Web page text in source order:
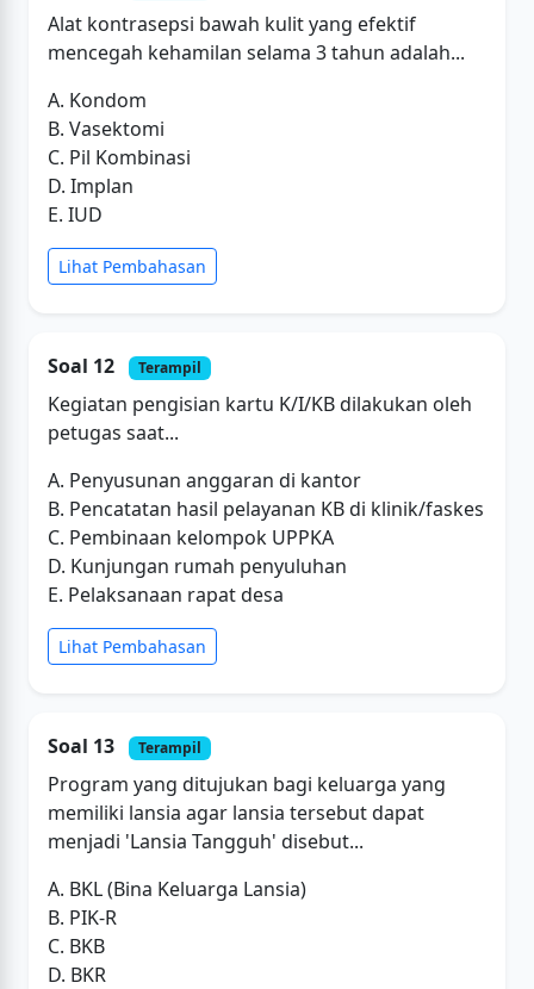
Alat kontrasepsi bawah kulit yang efektif
mencegah kehamilan selama 3 tahun adalah...
A. Kondom
B. Vasektomi
C. Pil Kombinasi
D. Implan
E. IUD
Lihat Pembahasan
Soal 12 Terampil
Kegiatan pengisian kartu K/I/KB dilakukan oleh
petugas saat...
A. Penyusunan anggaran di kantor
B. Pencatatan hasil pelayanan KB di klinik/faskes
C. Pembinaan kelompok UPPKA
D. Kunjungan rumah penyuluhan
E. Pelaksanaan rapat desa
Lihat Pembahasan
Soal 13 Terampil
Program yang ditujukan bagi keluarga yang
memiliki lansia agar lansia tersebut dapat
menjadi 'Lansia Tangguh' disebut...
A. BKL (Bina Keluarga Lansia)
B. PIK-R
C. BKB
D. BKR